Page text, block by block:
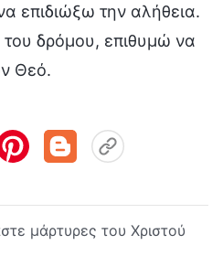
επιδιώξω την αλήθεια.
του δρόμου, επιθυμώ να
Θεό.
μάρτυρες του Χριστού